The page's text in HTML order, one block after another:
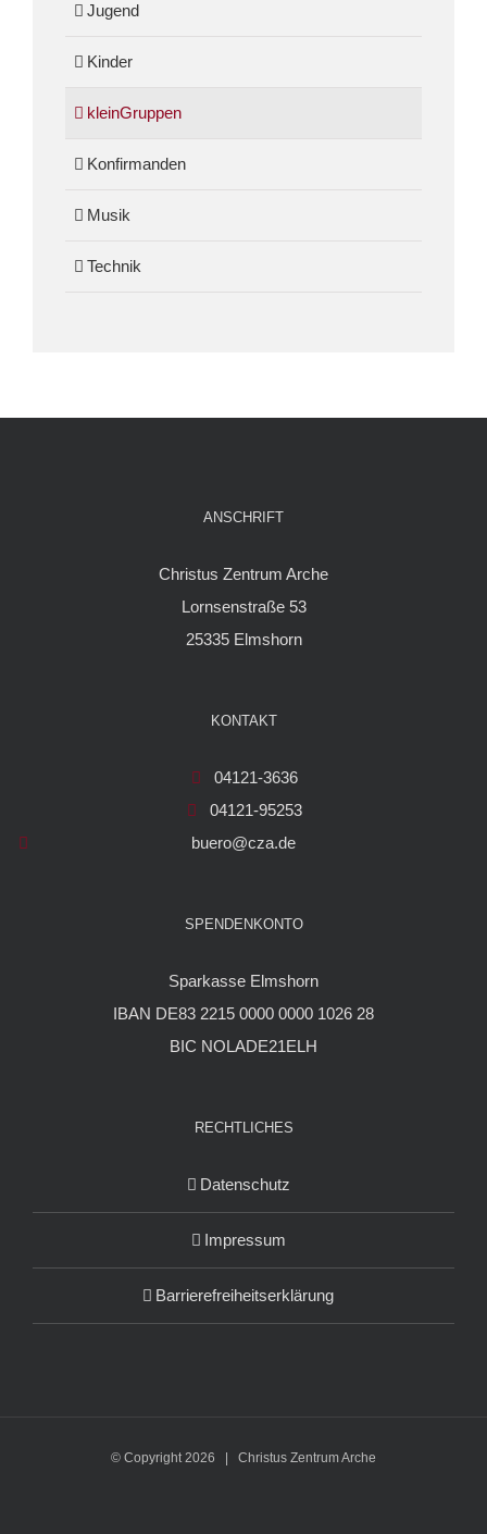
Jugend
Kinder
kleinGruppen
Konfirmanden
Musik
Technik
ANSCHRIFT
Christus Zentrum Arche
Lornsenstraße 53
25335 Elmshorn
KONTAKT
04121-3636
04121-95253
buero@cza.de
SPENDENKONTO
Sparkasse Elmshorn
IBAN DE83 2215 0000 0000 1026 28
BIC NOLADE21ELH
RECHTLICHES
Datenschutz
Impressum
Barrierefreiheitserklärung
© Copyright2026 | Christus Zentrum Arche